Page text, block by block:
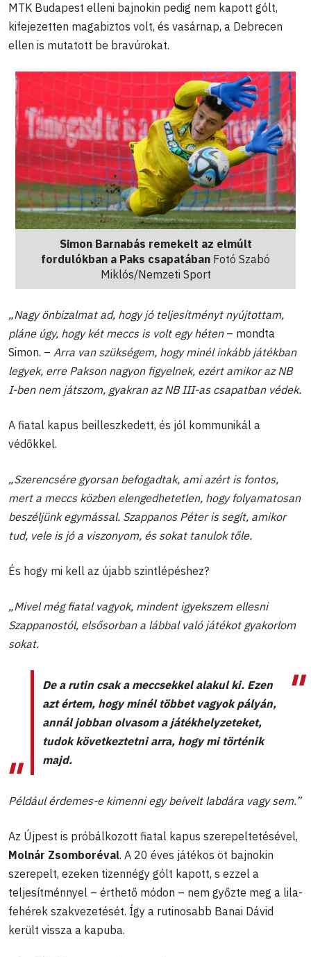
MTK Budapest elleni bajnokin pedig nem kapott gólt,
kifejezetten magabiztos volt, és vasárnap, a Debrecen
ellen is mutatott be bravúrokat.
Simon Barnabás remekelt az elmúlt
fordulókban a Paks csapatában Fotó Szabó
Miklós/Nemzeti Sport
„Nagy önbizalmat ad, hogy jó teljesítményt nyújtottam,
pláne úgy, hogy két meccs is volt egy héten – mondta
Simon. – Arra van szükségem, hogy minél inkább játékban
legyek, erre Pakson nagyon figyelnek, ezért amikor az NB
I-ben nem játszom, gyakran az NB III-as csapatban védek.
A fiatal kapus beilleszkedett, és jól kommunikál a
védőkkel.
„Szerencsére gyorsan befogadtak, ami azért is fontos,
mert a meccs közben elengedhetetlen, hogy folyamatosan
beszéljünk egymással. Szappanos Péter is segít, amikor
tud, vele is jó a viszonyom, és sokat tanulok tőle.
És hogy mi kell az újabb szintlépéshez?
„Mivel még fiatal vagyok, mindent igyekszem ellesni
Szappanostól, elsősorban a lábbal való játékot gyakorlom
sokat.
De a rutin csak a meccsekkel alakul ki. Ezen
azt értem, hogy minél többet vagyok pályán,
annál jobban olvasom a játékhelyzeteket,
tudok következtetni arra, hogy mi történik
majd.
Például érdemes-e kimenni egy beívelt labdára vagy sem.”
Az Újpest is próbálkozott fiatal kapus szerepeltetésével,
Molnár Zsomboréval. A 20 éves játékos öt bajnokin
szerepelt, ezeken tizennégy gólt kapott, s ezzel a
teljesítménnyel – érthető módon – nem győzte meg a lila-
fehérek szakvezetését. Így a rutinosabb Banai Dávid
került vissza a kapuba.